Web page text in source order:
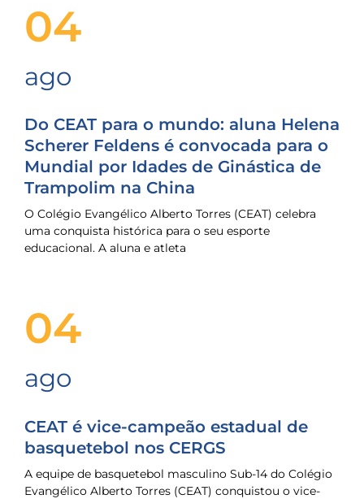
04
ago
Do CEAT para o mundo: aluna Helena
Scherer Feldens é convocada para o
Mundial por Idades de Ginástica de
Trampolim na China
O Colégio Evangélico Alberto Torres (CEAT) celebra
uma conquista histórica para o seu esporte
educacional. A aluna e atleta
04
ago
CEAT é vice-campeão estadual de
basquetebol nos CERGS
A equipe de basquetebol masculino Sub-14 do Colégio
Evangélico Alberto Torres (CEAT) conquistou o vice-